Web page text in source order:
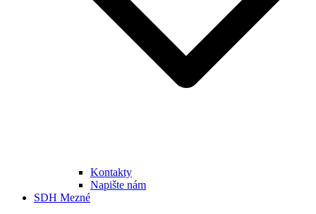
Kontakty
Napište nám
SDH Mezné